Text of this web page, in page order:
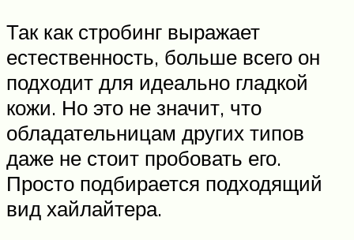
Так как стробинг выражает
естественность, больше всего он
подходит для идеально гладкой
кожи. Но это не значит, что
обладательницам других типов
даже не стоит пробовать его.
Просто подбирается подходящий
вид хайлайтера.